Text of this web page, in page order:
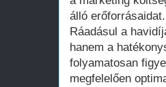
álló erőforrásaidat.
Ráadásul a
hanem a
folyamatosan
megfelelően